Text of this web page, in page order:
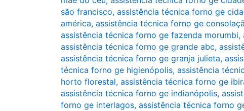
são francisco, assistência técnica forno ge
américa, assistência técnica forno ge
assistência técnica forno ge fazenda morumbi,
assistência técnica forno ge grande abc,
assistência técnica forno ge granja julieta,
técnica forno ge higienópolis, assistência
horto florestal, assistência técnica forno ge
assistência técnica forno ge indianópolis,
forno ge interlagos, assistência técnica forno